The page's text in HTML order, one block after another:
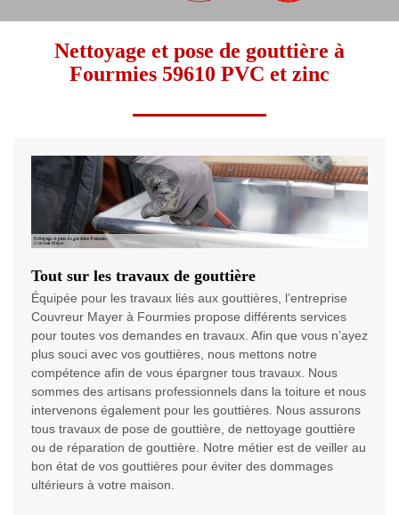
Nettoyage et pose de gouttière à
Fourmies 59610 PVC et zinc
Tout sur les travaux de gouttière
Équipée pour les travaux liés aux gouttières, l’entreprise
Couvreur Mayer à Fourmies propose différents services
pour toutes vos demandes en travaux. Afin que vous n’ayez
plus souci avec vos gouttières, nous mettons notre
compétence afin de vous épargner tous travaux. Nous
sommes des artisans professionnels dans la toiture et nous
intervenons également pour les gouttières. Nous assurons
tous travaux de pose de gouttière, de nettoyage gouttière
ou de réparation de gouttière. Notre métier est de veiller au
bon état de vos gouttières pour éviter des dommages
ultérieurs à votre maison.